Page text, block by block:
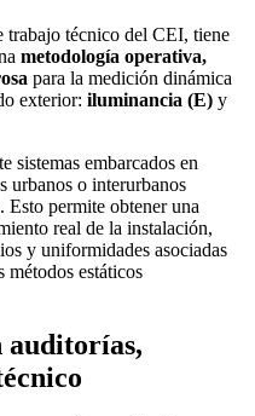
trabajo técnico del CEI, tiene
metodología operativa,
para la medición dinámica
exterior: iluminancia (E) y
sistemas embarcados en
urbanos o interurbanos
permite obtener una
real de la instalación,
y uniformidades asociadas
métodos estáticos
auditorías,